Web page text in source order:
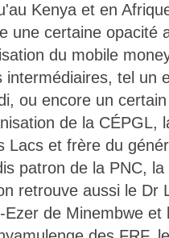
Kenya et en
une certaine opacité
du mobile
intermédiaires, tel un
ou encore un
de la CÉPGL,
Lacs et frère du
patron de la PNC,
retrouve aussi le Dr
Ezer de Minembwe